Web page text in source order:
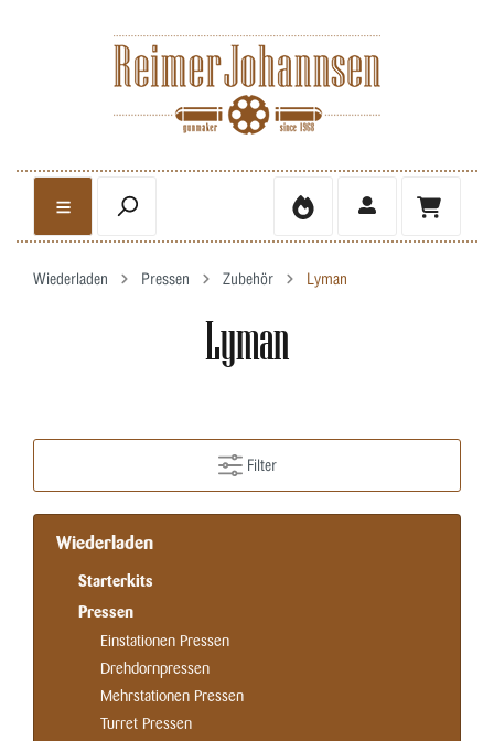
Wiederladen Pressen Zubehör Lyman
Lyman
Filter
Wiederladen
Starterkits
Pressen
Einstationen Pressen
Drehdornpressen
Mehrstationen Pressen
Turret Pressen